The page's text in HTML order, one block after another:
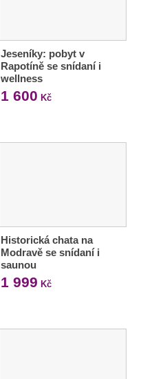
Jeseníky: pobyt v
Rapotíně se snídaní i
wellness
1 600 Kč
Historická chata na
Modravě se snídaní i
saunou
1 999 Kč